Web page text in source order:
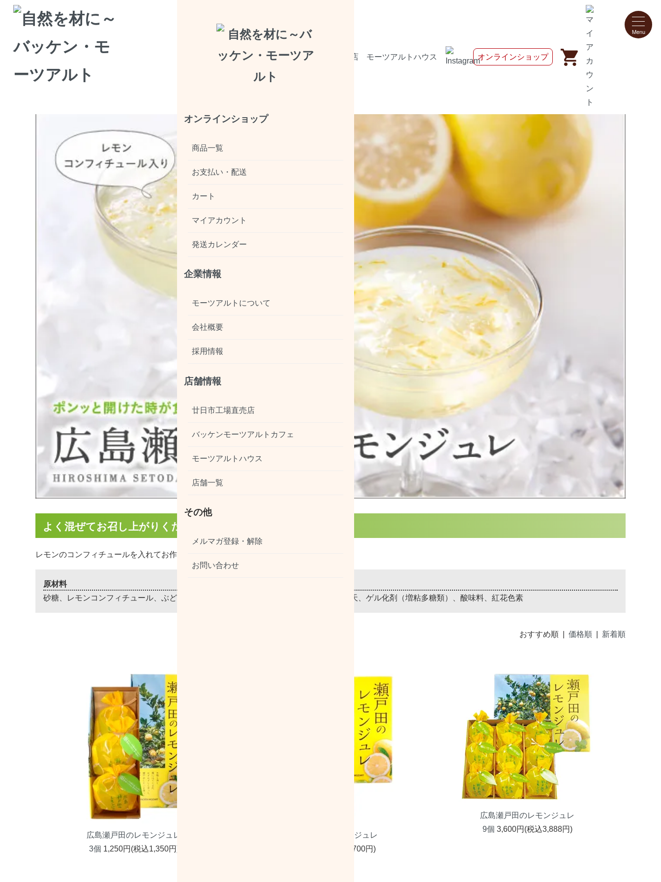
会社概要 店舗情報 廿日市工場直売店 モーツアルトハウス オンラインショップ
オンラインショップ
商品一覧
お支払い・配送
カート
マイアカウント
発送カレンダー
企業情報
モーツアルトについて
会社概要
採用情報
店舗情報
廿日市工場直売店
バッケンモーツアルトカフェ
モーツアルトハウス
店舗一覧
その他
メルマガ登録・解除
お問い合わせ
ホーム > 広島瀬戸田のレモンジュレ
広島瀬戸田のレモンジュレ
よく混ぜてお召し上がりください。
レモンのコンフィチュールを入れてお作りしました。よく混ぜてお召し上がり下さい。
原材料
砂糖、レモンコンフィチュール、ぶどう糖果糖液糖、レモン果汁、はちみつ、洋酒、寒天、ゲル化剤（増粘多糖類）、酸味料、紅花色素
おすすめ順 | 価格順 新着順
広島瀬戸田のレモンジュレ
3個 1,250円(税込1,350円)
広島瀬戸田のレモンジュレ
2,500円(税込2,700円)
広島瀬戸田のレモンジュレ
9個 3,600円(税込3,888円)